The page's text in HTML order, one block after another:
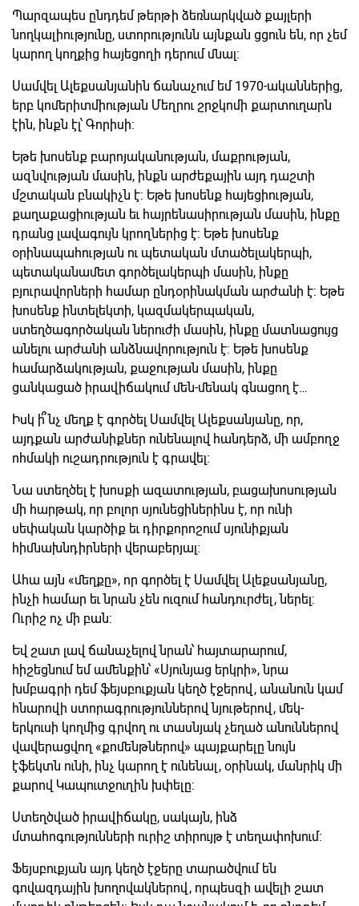
Պարզապես ընդդեմ թերթի ձեռնարկված քայլերի
նողկալիությունը, ստորությունն այնքան ցցուն են, որ չեմ
կարող կողքից հայեցողի դերում մնալ:
Սամվել Ալեքսանյանին ճանաչում եմ 1970-ականներից,
երբ կոմերիտմիության Մեղրու շրջկոմի քարտուղարն
էին, ինքն էլ՝ Գորիսի:
Եթե խոսենք բարոյականության, մաքրության,
ազնվության մասին, ինքն արժեքային այդ դաշտի
մշտական բնակիչն է: Եթե խոսենք հայեցիության,
քաղաքացիության եւ հայրենասիրության մասին, ինքը
դրանց լավագույն կրողներից է: Եթե խոսենք
օրինապահության ու պետական մտածելակերպի,
պետականամետ գործելակերպի մասին, ինքը
բյուրավորների համար ընդօրինակման արժանի է: Եթե
խոսենք ինտելեկտի, կազմակերպական,
ստեղծագործական ներուժի մասին, ինքը մատնացույց
անելու արժանի անձնավորություն է: Եթե խոսենք
համարձակության, քաջության մասին, ինքը
ցանկացած իրավիճակում մեն-մենակ գնացող է…
Իսկ ի՞նչ մեղք է գործել Սամվել Ալեքսանյանը, որ,
այդքան արժանիքներ ունենալով հանդերձ, մի ամբողջ
ոհմակի ուշադրություն է գրավել:
Նա ստեղծել է խոսքի ազատության, բացախոսության
մի հարթակ, որ բոլոր սյունեցիներինս է, որ ունի
սեփական կարծիք եւ դիրքորոշում սյունիքյան
հիմնախնդիրների վերաբերյալ:
Ահա այն «մեղքը», որ գործել է Սամվել Ալեքսանյանը,
ինչի համար եւ նրան չեն ուզում հանդուրժել, ներել:
Ուրիշ ոչ մի բան:
Եվ շատ լավ ճանաչելով նրան՝ հայտարարում,
հիշեցնում եմ ամենքին՝ «Սյունյաց երկրի», նրա
խմբագրի դեմ ֆեյսբուքյան կեղծ էջերով, անանուն կամ
հնարովի ստորագրություններով նյութերով, մեկ-
երկուսի կողմից գրվող ու տասնյակ չեղած անուններով
վավերացվող «քոմենթներով» պայքարելը նույն
էֆեկտն ունի, ինչ կարող է ունենալ, օրինակ, մանրիկ մի
քարով Կապուտջուղին խփելը:
Ստեղծված իրավիճակը, սակայն, ինձ
մտահոգությունների ուրիշ տիրույթ է տեղափոխում:
Ֆեյսբուքյան այդ կեղծ էջերը տարածվում են
գովազդային խողովակներով, որպեսզի ավելի շատ